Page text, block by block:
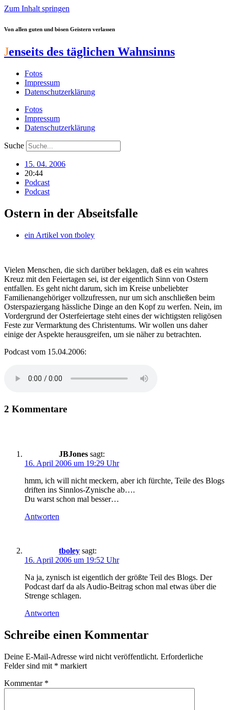
Zum Inhalt springen
Von allen guten und bösen Geistern verlassen
Jenseits des täglichen Wahnsinns
Fotos
Impressum
Datenschutzerklärung
Fotos
Impressum
Datenschutzerklärung
Suche
15. 04. 2006
20:44
Podcast
Podcast
Ostern in der Abseitsfalle
ein Artikel von tboley
Vielen Menschen, die sich darüber beklagen, daß es ein wahres
Kreuz mit den Feiertagen sei, ist der eigentlich Sinn von Ostern
entfallen. Es geht nicht darum, sich im Kreise unbeliebter
Familienangehöriger vollzufressen, nur um sich anschließen beim
Osterspaziergang hässliche Dinge an den Kopf zu werfen. Nein, im
Vordergrund der Osterfeiertage steht eines der wichtigsten religösen
Feste zur Vermarktung des Christentums. Wir wollen uns daher
einige der Aspekte herausgreifen, um sie näher zu betrachten.
Podcast vom 15.04.2006:
2 Kommentare
JBJones sagt:
16. April 2006 um 19:29 Uhr
hmm, ich will nicht meckern, aber ich fürchte, Teile des Blogs
driften ins Sinnlos-Zynische ab….
Du warst schon mal besser…
Antworten
tboley sagt:
16. April 2006 um 19:52 Uhr
Na ja, zynisch ist eigentlich der größte Teil des Blogs. Der
Podcast darf da als Audio-Beitrag schon mal etwas über die
Strenge schlagen.
Antworten
Schreibe einen Kommentar
Deine E-Mail-Adresse wird nicht veröffentlicht. Erforderliche
Felder sind mit * markiert
Kommentar *